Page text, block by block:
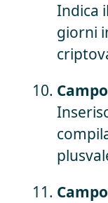
Indica
giorni